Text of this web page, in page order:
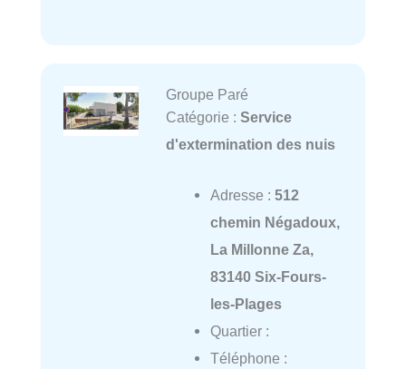
Groupe Paré
Catégorie : Service
d'extermination des nuis
Adresse : 512
chemin Négadoux,
La Millonne Za,
83140 Six-Fours-
les-Plages
Quartier :
Téléphone :